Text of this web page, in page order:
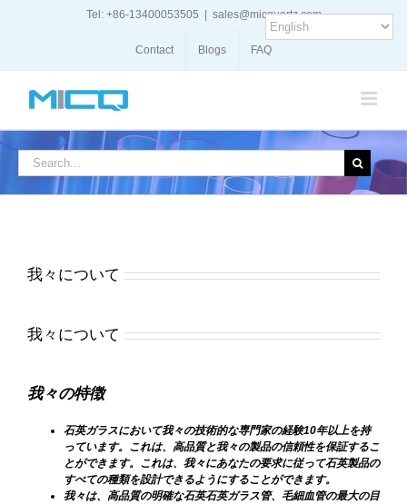
Tel: +86-13400053505 sales@micquartz.com
Contact Blogs FAQ
Search
我々について
我々について
我々の特徴
石英ガラスにおいて我々の技術的な専門家の経験10年以上を持
っています。これは、高品質と我々の製品の信頼性を保証するこ
とができます。これは、我々にあなたの要求に従って石英製品の
すべての種類を設計できるようにすることができます。
我々は、高品質の明確な石英石英ガラス管、毛細血管の最大の目